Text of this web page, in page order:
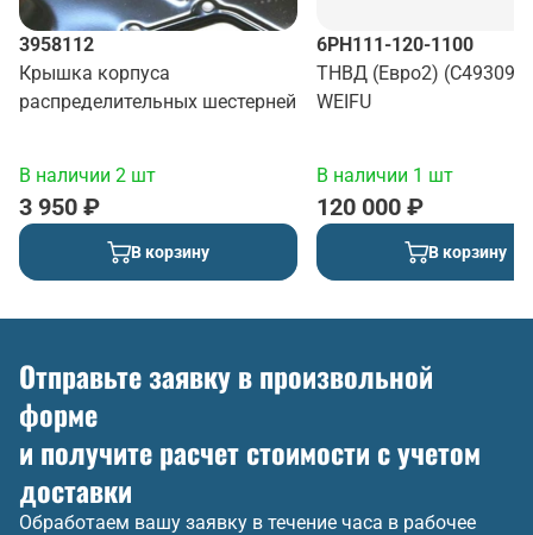
3958112
Крышка корпуса
распределительных шестерней
В наличии 2 шт
3 950 ₽
В корзину
6PH111-120-1100
ТНВД (Евро2)
WEIFU
В наличии 1 шт
120 000 ₽
В корзину
Отправьте заявку в произвольной
форме
и получите расчет стоимости с учетом
доставки
Обработаем вашу заявку в течение часа в рабочее